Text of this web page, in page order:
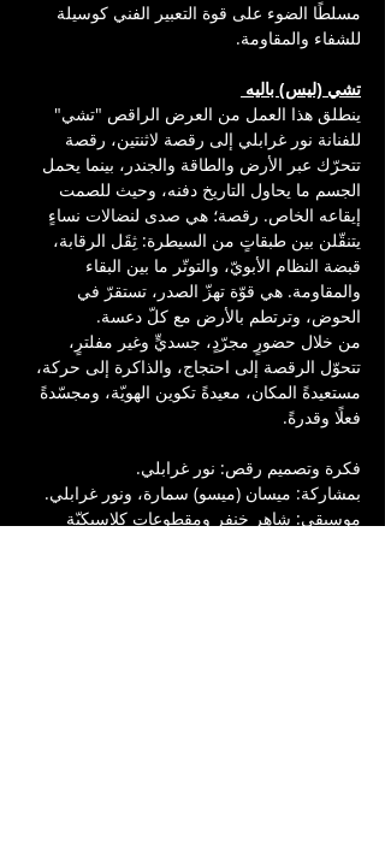
مسلطًا الضوء على قوة التعبير الفني كوسيلة
للشفاء والمقاومة.
تشي (ليس) باليه
ينطلق هذا العمل من العرض الراقص "تشي"
للفنانة نور غرابلي إلى رقصة لاثنتين، رقصة
تتحرّك عبر الأرض والطاقة والجندر، بينما يحمل
الجسم ما يحاول التاريخ دفنه، وحيث للصمت
إيقاعه الخاص. رقصة؛ هي صدى لنضالات نساءٍ
يتنقّلن بين طبقاتٍ من السيطرة: ثِقَل الرقابة،
قبضة النظام الأبويّ، والتوتّر ما بين البقاء
والمقاومة. هي قوّة تهزّ الصدر، تستقرّ في
الحوض، وترتطم بالأرض مع كلّ دعسة.
من خلال حضورٍ مجرّدٍ، جسديٍّ وغير مفلترٍ،
تتحوّل الرقصة إلى احتجاج، والذاكرة إلى حركة،
مستعيدةً المكان، معيدةً تكوين الهويّة، ومجسّدةً
فعلًا وقدرةً.
فكرة وتصميم رقص: نور غرابلي.
بمشاركة: ميسان (ميسو) سمارة، ونور غرابلي.
موسيقى: شاهر خنفر ومقطوعات كلاسيكيّة